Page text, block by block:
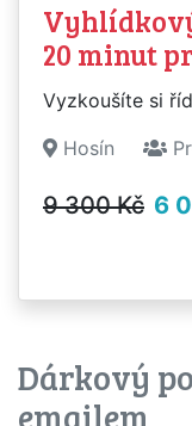
20 minut
Vyzkoušíte si
Hosín
9 300 Kč 6
Dárkový
emailem